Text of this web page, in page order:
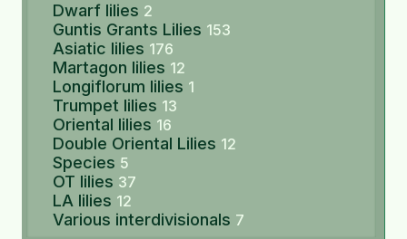
Dwarf lilies 2
Guntis Grants Lilies 153
Asiatic lilies 176
Martagon lilies 12
Longiflorum lilies 1
Trumpet lilies 13
Oriental lilies 16
Double Oriental Lilies 12
Species 5
OT lilies 37
LA lilies 12
Various interdivisionals 7